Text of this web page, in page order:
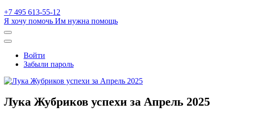
+7 495 613-55-12
Я хочу помочь Им нужна помощь
Открыть
поиск
Профиль
Войти
Забыли пароль
Лука Жубриков успехи за Апрель 2025